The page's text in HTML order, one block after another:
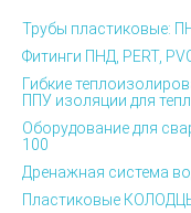
Трубы пластиковые:
Фитинги ПНД, PERT,
Гибкие
ППУ изоляции для
Оборудование для
100
Дренажная система
Пластиковые